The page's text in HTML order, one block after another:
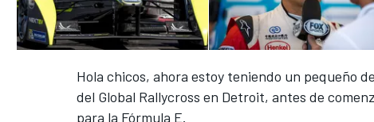
Hola chicos, ahora estoy teniendo un pequeño
del Global Rallycross en Detroit, antes de
para la Fórmula E.